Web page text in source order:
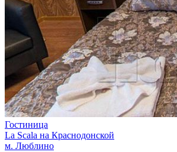
Гостиница
La Scala на Краснодонской
м. Люблино